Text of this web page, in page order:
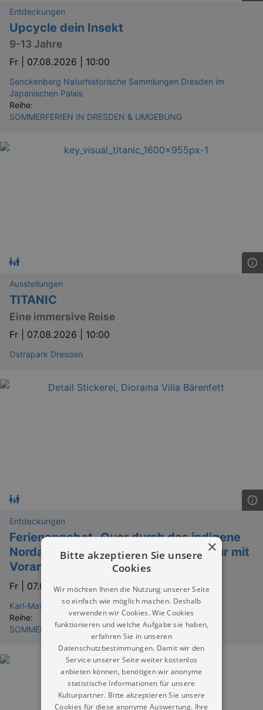
Entdeckungen
Upcycle dein Insekt
9-13 Jahre
Fr | 07.08.2026 | 10:00
Senckenberg Naturhistorische Sammlungen Dresden im
Japanischen Palais
Reihe:
SOMMERFERIEN IN DRESDEN & UMGEBUNG
Ausstellungen
TITANIC
Eine immersive Reise
Fr | 07.08.2026 | 10:00
Ostrapark Dresden
Entdeckungen
Ferienangebot „Quer durch das indigene
Nordamerika. Eine kreative Reise“ (nur mit
Voranmeldung)
Fr | 07.08.2026 | 10:00
Karl-May-Museum Radebeul
Reihe:
SOMMERFERIEN IN DRESDEN & UMGEBUNG
×
Bitte akzeptieren Sie unsere
Cookies
Wir möchten Ihnen die Nutzung unserer Seite
so einfach wie möglich machen. Deshalb
verwenden wir Cookies. Wie Cookies
funktionieren und welche Aufgabe sie haben,
erfahren Sie in unseren
Datenschutzbestimmungen. Damit wir den
Service unserer Seite weiter kostenlos
anbieten können, benötigen wir anonyme
statistische Informationen für unsere
Kulturpartner. Bitte akzeptieren Sie unsere
Cookies für diese anonyme Auswertung. Ihre